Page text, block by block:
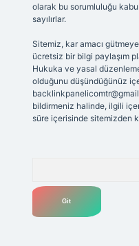
olarak bu sorumluluğu
sayılırlar.
Sitemiz, kar amacı
ücretsiz bir bilgi paylaşım
Hukuka ve yasal
olduğunu düşündüğünüz
bildirmeniz halinde, ilgili
süre içerisinde sitemizden